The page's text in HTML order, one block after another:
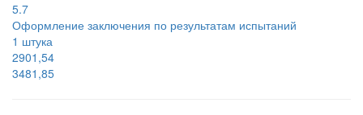
5.7
Оформление заключения по результатам испытаний
1 штука
2901,54
3481,85